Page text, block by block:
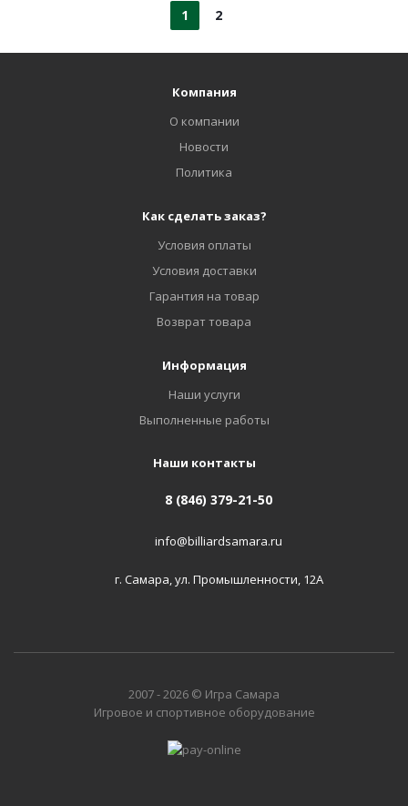
1 2
Компания
О компании
Новости
Политика
Как сделать заказ?
Условия оплаты
Условия доставки
Гарантия на товар
Возврат товара
Информация
Наши услуги
Выполненные работы
Наши контакты
8 (846) 379-21-50
info@billiardsamara.ru
г. Самара, ул. Промышленности, 12А
2007 - 2026 © Игра Самара
Игровое и спортивное оборудование